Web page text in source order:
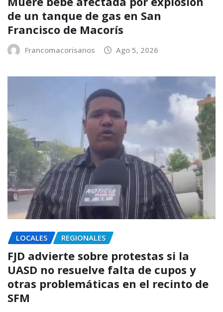
de un tanque de gas en San
Francisco de Macorís
Francomacorisanos Ago 5, 2026
LOCALES REGIONALES
FJD advierte sobre protestas si la
UASD no resuelve falta de cupos y
otras problemáticas en el recinto de
SFM